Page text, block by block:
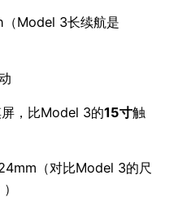
Model 3长续航是
，比Model 3的15寸触
（对比Model 3的尺